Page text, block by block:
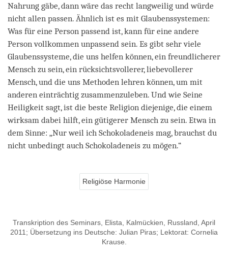
Nahrung gäbe, dann wäre das recht langweilig und würde
nicht allen passen. Ähnlich ist es mit Glaubenssystemen:
Was für eine Person passend ist, kann für eine andere
Person vollkommen unpassend sein. Es gibt sehr viele
Glaubenssysteme, die uns helfen können, ein freundlicherer
Mensch zu sein, ein rücksichtsvollerer, liebevollerer
Mensch, und die uns Methoden lehren können, um mit
anderen einträchtig zusammenzuleben. Und wie Seine
Heiligkeit sagt, ist die beste Religion diejenige, die einem
wirksam dabei hilft, ein gütigerer Mensch zu sein. Etwa in
dem Sinne: „Nur weil ich Schokoladeneis mag, brauchst du
nicht unbedingt auch Schokoladeneis zu mögen.“
Religiöse Harmonie
Transkription des Seminars, Elista, Kalmückien, Russland, April
2011; Übersetzung ins Deutsche: Julian Piras; Lektorat: Cornelia
Krause.